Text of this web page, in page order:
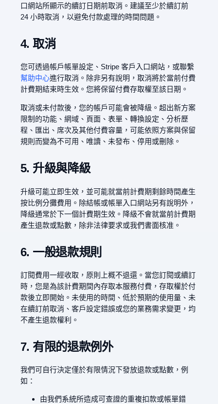
口網站所顯示的續訂日期前取消。建議至少於續訂前
24 小時取消，以避免付款處理的時間問題。
4. 取消
您可透過帳戶帳單設定、Stripe 客戶入口網站，或聯繫
幫助中心進行取消。除非另有說明，取消將於當前付費
計費期結束時生效。您將保留付費存取權至該日期。
取消或未付款後，您的帳戶可能會被降級。超出新方案
限制的功能、網域、頁面、表單、轉換設定、分析歷
程、匯出、席次及其他付費容量，可能依照方案與保留
規則而變為不可用、唯讀、未發布、停用或刪除。
5. 升級與降級
升級可能立即生效，並可能就當前計費期剩餘時間產生
按比例分攤費用。除結帳或帳單入口網站另有說明外，
降級通常於下一個計費期生效。降級不會就當前計費期
產生退款或點數，除非法律要求或我們書面核准。
6. 一般退款規則
訂閱費用一經收取，原則上概不退還。當您訂閱或續訂
時，您是為該計費期間內存取本服務付費，存取權於付
款後立即開始。未使用的時間、低於預期的使用量、未
在續訂前取消、客戶設定錯誤或您的業務需求變更，均
不產生退款權利。
7. 有限的退款例外
我們可自行決定僅於有限情況下發放退款或點數，例
如：
由我們系統所造成可查證的重複扣款或帳單錯